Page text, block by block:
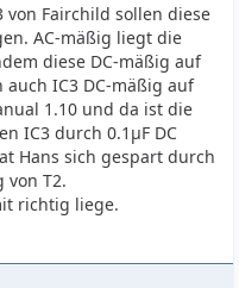
von Fairchild sollen diese
AC-mäßig liegt die
diese DC-mäßig auf
IC3 DC-mäßig auf
1.10 und da ist die
IC3 durch 0.1µF DC
Hans sich gespart durch
von T2.
richtig liege.